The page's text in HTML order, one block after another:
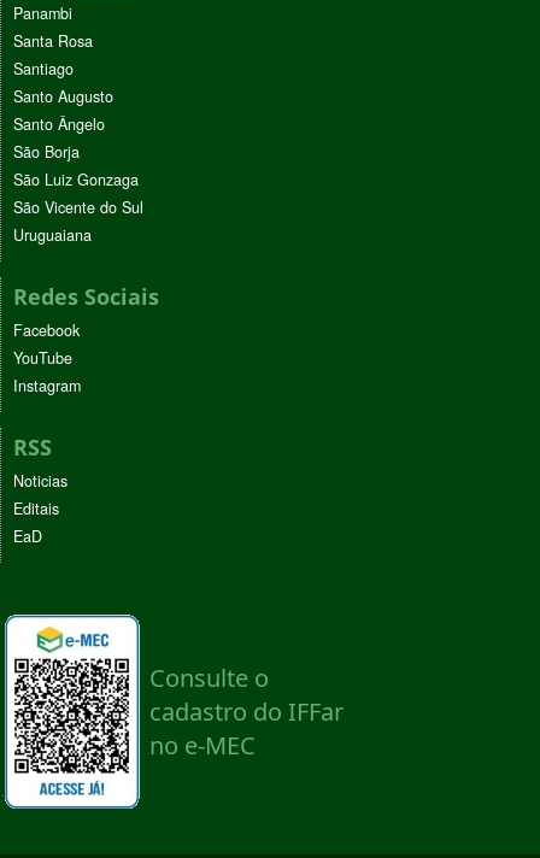
Panambi
Santa Rosa
Santiago
Santo Augusto
Santo Ângelo
São Borja
São Luiz Gonzaga
São Vicente do Sul
Uruguaiana
Redes Sociais
Facebook
YouTube
Instagram
RSS
Noticias
Editais
EaD